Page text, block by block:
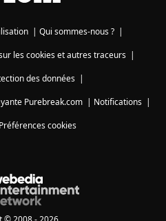
| Qui sommes-nous ? |
les cookies et autres traceurs|
des données|
Purebreak.com | Notifications |
Préférences cookies